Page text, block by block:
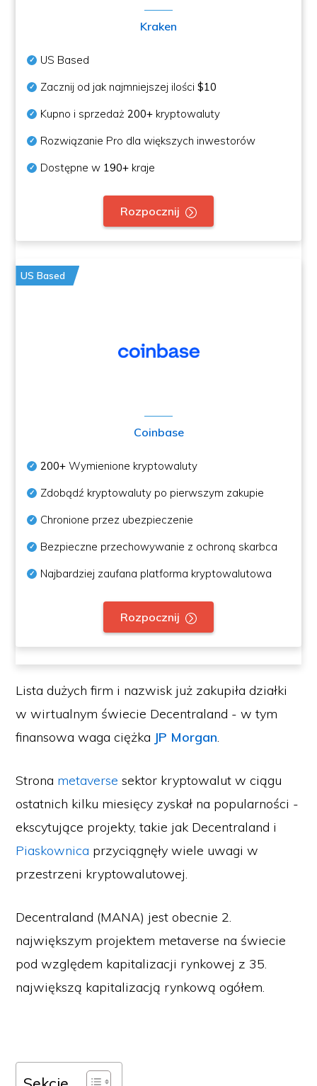
Kraken
US Based
Zacznij od jak najmniejszej ilości$10
Kupno i sprzedaż200+ kryptowaluty
Rozwiązanie Pro dla większych inwestorów
Dostępne w 190+ kraje
Rozpocznij
US Based
Coinbase
200+ Wymienione kryptowaluty
Zdobądź kryptowaluty po pierwszym zakupie
Chronione przez ubezpieczenie
Bezpieczne przechowywanie z ochroną skarbca
Najbardziej zaufana platforma kryptowalutowa
Rozpocznij
Lista dużych firm i nazwisk już zakupiła działki
w wirtualnym świecie Decentraland - w tym
finansowa waga ciężka JP Morgan.
Strona metaverse sektor kryptowalut w ciągu
ostatnich kilku miesięcy zyskał na popularności -
ekscytujące projekty, takie jak Decentraland i
Piaskownica przyciągnęły wiele uwagi w
przestrzeni kryptowalutowej.
Decentraland (MANA) jest obecnie 2.
największym projektem metaverse na świecie
pod względem kapitalizacji rynkowej z 35.
największą kapitalizacją rynkową ogółem.